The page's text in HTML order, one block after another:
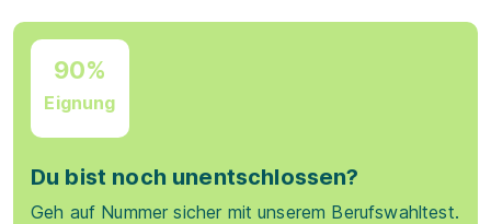
90%
Eignung
Du bist noch unentschlossen?
Geh auf Nummer sicher mit unserem Berufswahltest.